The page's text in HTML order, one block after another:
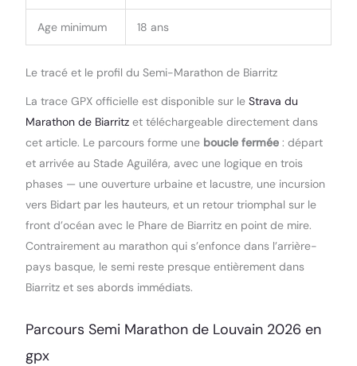
Age minimum 18 ans
Le tracé et le profil du Semi-Marathon de Biarritz
La trace GPX officielle est disponible sur le Strava du
Marathon de Biarritzet téléchargeable directement dans
cet article. Le parcours forme une boucle fermée: départ
et arrivée au Stade Aguiléra, avec une logique en trois
phases — une ouverture urbaine et lacustre, une incursion
vers Bidart par les hauteurs, et un retour triomphal sur le
front d’océan avec le Phare de Biarritz en point de mire.
Contrairement au marathon qui s’enfonce dans l’arrière-
pays basque, le semi reste presque entièrement dans
Biarritz et ses abords immédiats.
Parcours Semi Marathon de Louvain 2026 en
gpx